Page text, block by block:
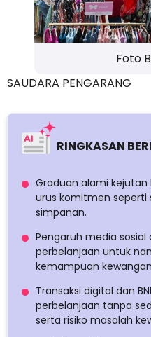
Foto
SAUDARA PENGARANG
RINGKASAN
Graduan alami
urus komitmen seperti
simpanan.
Pengaruh media sosial
perbelanjaan untuk
kemampuan
Transaksi digital dan
perbelanjaan tanpa
serta risiko masalah